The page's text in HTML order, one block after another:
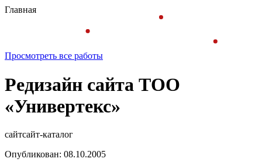
Главная
Просмотреть все работы
Редизайн сайта ТОО
«Универтекс»
сайтсайт-каталог
Опубликован: 08.10.2005